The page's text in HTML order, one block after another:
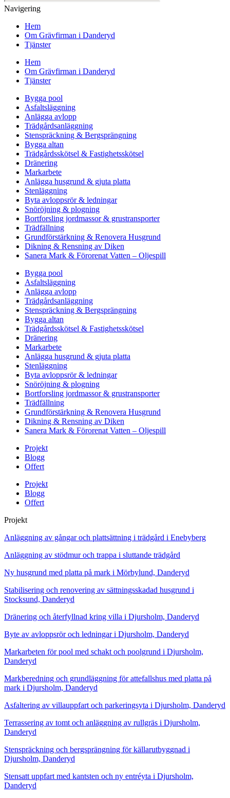
Navigering
Hem
Om Grävfirman i Danderyd
Tjänster
Hem
Om Grävfirman i Danderyd
Tjänster
Bygga pool
Asfaltsläggning
Anlägga avlopp
Trädgårdsanläggning
Stenspräckning & Bergsprängning
Bygga altan
Trädgårdsskötsel & Fastighetsskötsel
Dränering
Markarbete
Anlägga husgrund & gjuta platta
Stenläggning
Byta avloppsrör & ledningar
Snöröjning & plogning
Bortforsling jordmassor & grustransporter
Trädfällning
Grundförstärkning & Renovera Husgrund
Dikning & Rensning av Diken
Sanera Mark & Förorenat Vatten – Oljespill
Bygga pool
Asfaltsläggning
Anlägga avlopp
Trädgårdsanläggning
Stenspräckning & Bergsprängning
Bygga altan
Trädgårdsskötsel & Fastighetsskötsel
Dränering
Markarbete
Anlägga husgrund & gjuta platta
Stenläggning
Byta avloppsrör & ledningar
Snöröjning & plogning
Bortforsling jordmassor & grustransporter
Trädfällning
Grundförstärkning & Renovera Husgrund
Dikning & Rensning av Diken
Sanera Mark & Förorenat Vatten – Oljespill
Projekt
Blogg
Offert
Projekt
Blogg
Offert
Projekt
Anläggning av gångar och plattsättning i trädgård i Enebyberg
Anläggning av stödmur och trappa i sluttande trädgård
Ny husgrund med platta på mark i Mörbylund, Danderyd
Stabilisering och renovering av sättningsskadad husgrund i
Stocksund, Danderyd
Dränering och återfyllnad kring villa i Djursholm, Danderyd
Byte av avloppsrör och ledningar i Djursholm, Danderyd
Markarbeten för pool med schakt och poolgrund i Djursholm,
Danderyd
Markberedning och grundläggning för attefallshus med platta på
mark i Djursholm, Danderyd
Asfaltering av villauppfart och parkeringsyta i Djursholm, Danderyd
Terrassering av tomt och anläggning av rullgräs i Djursholm,
Danderyd
Stenspräckning och bergsprängning för källarutbyggnad i
Djursholm, Danderyd
Stensatt uppfart med kantsten och ny entréyta i Djursholm,
Danderyd